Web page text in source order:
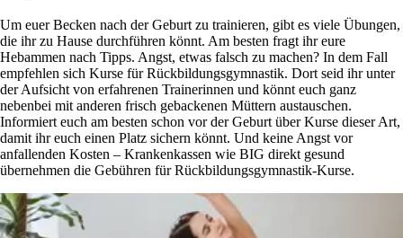
Um euer Becken nach der Geburt zu trainieren, gibt es viele Übungen,
die ihr zu Hause durchführen könnt. Am besten fragt ihr eure
Hebammen nach Tipps. Angst, etwas falsch zu machen? In dem Fall
empfehlen sich Kurse für Rückbildungsgymnastik. Dort seid ihr unter
der Aufsicht von erfahrenen Trainerinnen und könnt euch ganz
nebenbei mit anderen frisch gebackenen Müttern austauschen.
Informiert euch am besten schon vor der Geburt über Kurse dieser Art,
damit ihr euch einen Platz sichern könnt. Und keine Angst vor
anfallenden Kosten – Krankenkassen wie BIG direkt gesund
übernehmen die Gebühren für Rückbildungsgymnastik-Kurse.